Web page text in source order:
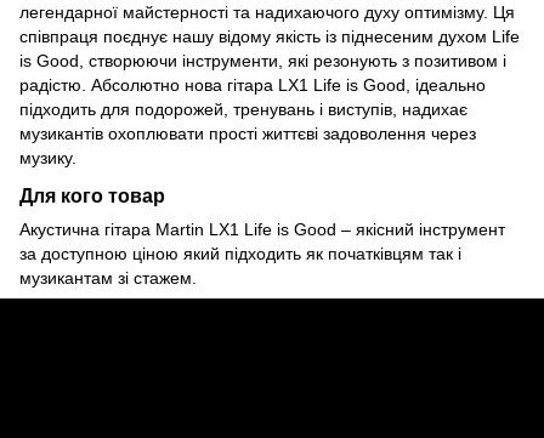
легендарної майстерності та надихаючого духу оптимізму. Ця
співпраця поєднує нашу відому якість із піднесеним духом Life
is Good, створюючи інструменти, які резонують з позитивом і
радістю. Абсолютно нова гітара LX1 Life is Good, ідеально
підходить для подорожей, тренувань і виступів, надихає
музикантів охоплювати прості життєві задоволення через
музику.
Для кого товар
Акустична гітара Martin LX1 Life is Good – якісний інструмент
за доступною ціною який підходить як початківцям так і
музикантам зі стажем.